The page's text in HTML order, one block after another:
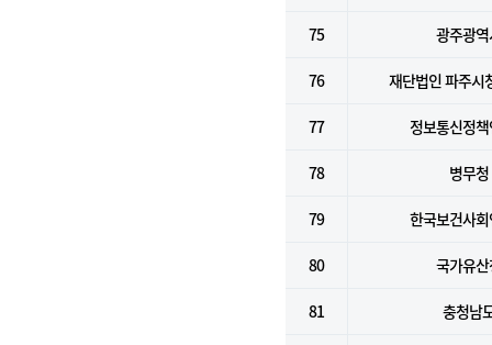
75 광주광
76 재단법인 파주시
77 정보통신정
78 병무청
79 한국보건사
80 국가유
81 충청남